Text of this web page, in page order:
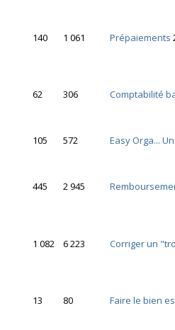
140 1 061 Prépaiements
62 306 Comptabilité
105 572 Easy Orga...
445 2 945
1 082 6 223 Corriger un
13 80 Faire le bien